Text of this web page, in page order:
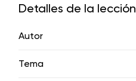
Detalles de la lección
Autor
Tema